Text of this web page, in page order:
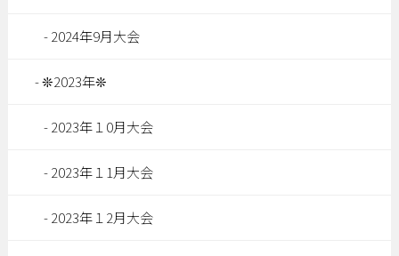
2024年9月大会
❊2023年❊
2023年１0月大会
2023年１1月大会
2023年１2月大会